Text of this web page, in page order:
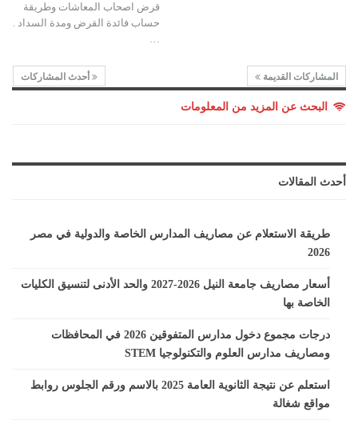
قرض اصحاب المعاشات وطريقة
حساب فائدة القرض ومدة السداد .
…
المشاركات القديمة أحدث المشاركات
البحث عن المزيد من المعلومات
أحدث المقالات
طريقة الاستعلام عن مصاريف المدارس الخاصة والدولية في مصر
2026
أسعار مصاريف جامعة النيل 2026-2027 والحد الأدنى لتنسيق الكليات
الخاصة بها
درجات مجموع دخول مدارس المتفوقين 2026 في المحافظات
ومصاريف مدارس العلوم والتكنولوجيا STEM
استعلم عن نتيجة الثانوية العامة 2025 بالاسم ورقم الجلوس روابط
مواقع شغالة